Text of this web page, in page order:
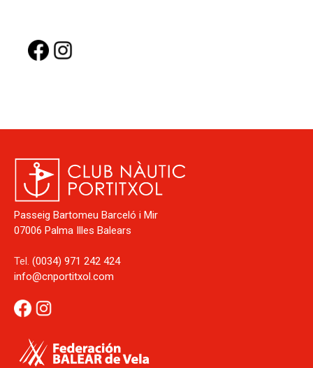
Passeig Bartomeu Barceló i Mir
07006 Palma Illes Balears
Tel. (0034) 971 242 424
info@cnportitxol.com